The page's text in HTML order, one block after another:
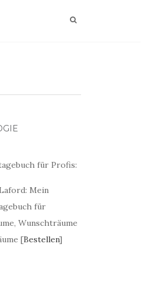
für Profis:
Mein
für
Wunschträume
[Bestellen]